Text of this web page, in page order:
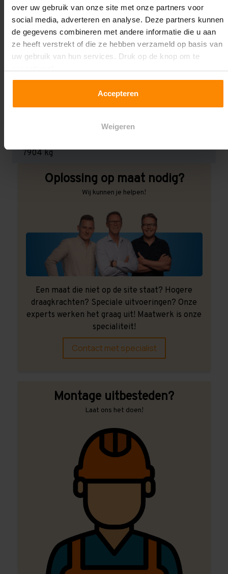
over uw gebruik van onze site met onze partners voor
social media, adverteren en analyse. Deze partners kunnen
de gegevens combineren met andere informatie die u aan
ze heeft verstrekt of die ze hebben verzameld op basis van
uw gebruik van hun services. Druk op de knop om te
Accepteren
Weigeren
2.700 mm
Aantal niveaus:
2
Kleur staanders:
Galva
Draagkracht per liggerniveau:
7904 kg
Oplossing op maat nodig?
Wij kunnen je helpen!
Een maat die niet op de site staat? Hogere
draagkrachten? Speciale uitvoeringen? Onze
experts werken het graag uit! Maatwerk is onze
specialiteit!
Contact met specialist
Montage uitbesteden?
Laat ons het doen!